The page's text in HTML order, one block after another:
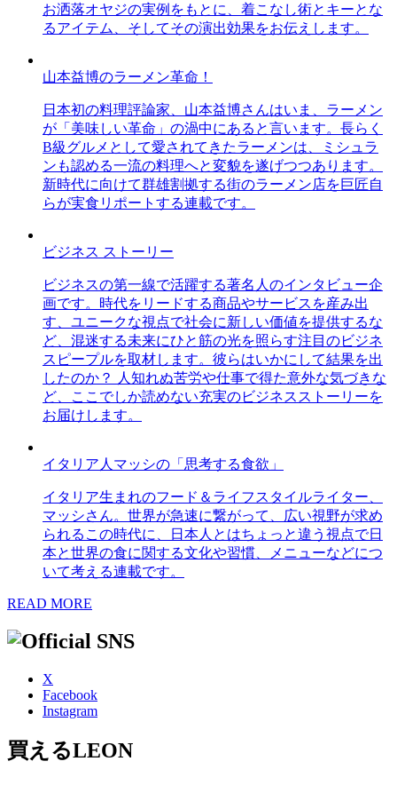
お洒落オヤジの実例をもとに、着こなし術とキーとな
るアイテム、そしてその演出効果をお伝えします。
山本益博のラーメン革命！
日本初の料理評論家、山本益博さんはいま、ラーメン
が「美味しい革命」の渦中にあると言います。長らく
B級グルメとして愛されてきたラーメンは、ミシュラ
ンも認める一流の料理へと変貌を遂げつつあります。
新時代に向けて群雄割拠する街のラーメン店を巨匠自
らが実食リポートする連載です。
ビジネス ストーリー
ビジネスの第一線で活躍する著名人のインタビュー企
画です。時代をリードする商品やサービスを産み出
す、ユニークな視点で社会に新しい価値を提供するな
ど、混迷する未来にひと筋の光を照らす注目のビジネ
スピープルを取材します。彼らはいかにして結果を出
したのか？ 人知れぬ苦労や仕事で得た意外な気づきな
ど、ここでしか読めない充実のビジネスストーリーを
お届けします。
イタリア人マッシの「思考する食欲」
イタリア生まれのフード＆ライフスタイルライター、
マッシさん。世界が急速に繋がって、広い視野が求め
られるこの時代に、日本人とはちょっと違う視点で日
本と世界の食に関する文化や習慣、メニューなどにつ
いて考える連載です。
READ MORE
X
Facebook
Instagram
買えるLEON